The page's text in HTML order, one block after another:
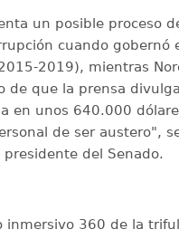
un posible proceso
cuando gobernó
2019), mientras
de que la prensa
en unos 640.000
de ser austero",
presidente del Senado.
inmersivo 360 de la